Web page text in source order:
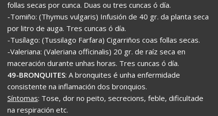
follas secas por cunca. Duas ou tres cuncas ó día.
-Tomiño: (Thymus vulgaris) Infusión de 40 gr. da planta seca
por litro de auga. Tres cuncas ó día.
-Tusílago: (Tussilago Farfara) Cigarriños coas follas secas.
-Valeriana: (Valeriana officinalis) 20 gr. de raíz seca en
maceración durante unhas horas. Tres cuncas ó día.
49-BRONQUITES: A bronquites é unha enfermidade
consistente na inflamación dos bronquios.
Síntomas: Tose, dor no peito, secrecions, feble, dificultade
na respiración etc.